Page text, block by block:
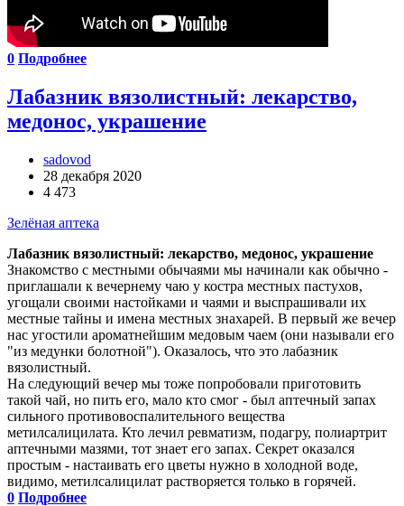
0 Подробнее
Лабазник вязолистный: лекарство,
медонос, украшение
sadovod
28 декабря 2020
4 473
Зелёная аптека
Лабазник вязолистный: лекарство, медонос, украшение
Знакомство с местными обычаями мы начинали как обычно -
приглашали к вечернему чаю у костра местных пастухов,
угощали своими настойками и чаями и выспрашивали их
местные тайны и имена местных знахарей. В первый же вечер
нас угостили ароматнейшим медовым чаем (они называли его
"из медунки болотной"). Оказалось, что это лабазник
вязолистный.
На следующий вечер мы тоже попробовали приготовить
такой чай, но пить его, мало кто смог - был аптечный запах
сильного противовоспалительного вещества
метилсалицилата. Кто лечил ревматизм, подагру, полиартрит
аптечными мазями, тот знает его запах. Секрет оказался
простым - настаивать его цветы нужно в холодной воде,
видимо, метилсалицилат растворяется только в горячей.
0 Подробнее